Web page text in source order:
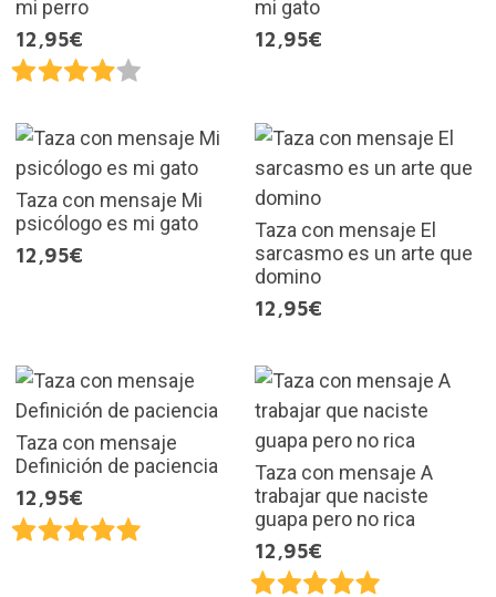
mi perro
12,95€
mi gato
12,95€
Taza con mensaje Mi
psicólogo es mi gato
12,95€
Taza con mensaje El
sarcasmo es un arte que
domino
12,95€
Taza con mensaje
Definición de paciencia
12,95€
Taza con mensaje A
trabajar que naciste
guapa pero no rica
12,95€